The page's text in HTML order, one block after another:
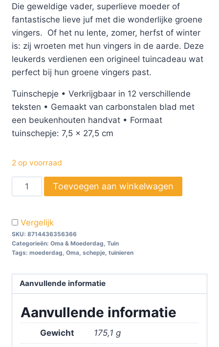
Die geweldige vader, superlieve moeder of
fantastische lieve juf met die wonderlijke groene
vingers. Of het nu lente, zomer, herfst of winter
is: zij wroeten met hun vingers in de aarde. Deze
leukerds verdienen een origineel tuincadeau wat
perfect bij hun groene vingers past.
Tuinschepje • Verkrijgbaar in 12 verschillende
teksten • Gemaakt van carbonstalen blad met
een beukenhouten handvat • Formaat
tuinschepje: 7,5 x 27,5 cm
2 op voorraad
Toevoegen aan winkelwagen
Vergelijk
SKU: 8714436356366
Categorieën: Oma & Moederdag Tuin
Tags: moederdag Oma schepje tuinieren
Aanvullende informatie
Aanvullende informatie
Gewicht 175,1 g